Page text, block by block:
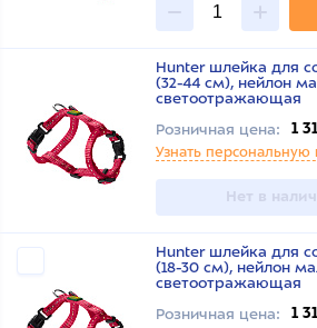
Hunter шлейка для
(32-44 см), нейлон
светоотражающая
Розничная цена:
1
Узнать персональную
Нет в
Hunter шлейка для
(18-30 см), нейлон
светоотражающая
Розничная цена:
1